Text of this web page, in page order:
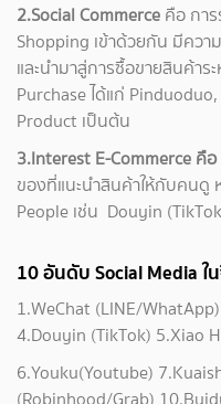
2.Social Commerce คือ กา
Shopping เข้าด้วยกัน มีควา
และนำมาสู่การซื้อขายสินค้าร
Purchase ได้แก่
Product เป็นต้น
3.Interest E-Commerce คือ
ของที่แนะนำสินค้าให้กับคนดู
People เช่น Douyin
10 อันดับ Social Media ใ
1.WeChat (LINE/
4.Douyin (TikTok) 5.Xiao
6.Youku(Youtube)
(Robinhood/Grab)